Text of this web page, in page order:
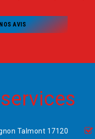
AVIS
Talmont 17120